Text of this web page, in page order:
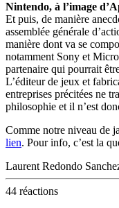
Nintendo, à l’image
Et puis, de manière
assemblée générale
manière dont va se
notamment Sony et
partenaire qui pourrait
L’éditeur de jeux et
entreprises précitées ne
philosophie et il n’est
Comme notre niveau de
lien. Pour info, c’est la
Laurent Redondo
44 réactions